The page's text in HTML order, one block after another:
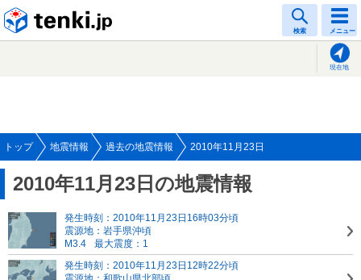
検索 メニュー
現在地
トップ 地震情報 過去の地震情報 2010年11月23日
2010年11月23日の地震情報
発生時刻：2010年11月23日16時03分頃
震源地：岩手県沖頃
M3.4
最大震度：1
発生時刻：2010年11月23日12時22分頃